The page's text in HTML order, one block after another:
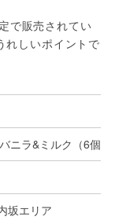
で販売されてい
れしいポイントで
ニラ&ミルク（6個入
坂エリア